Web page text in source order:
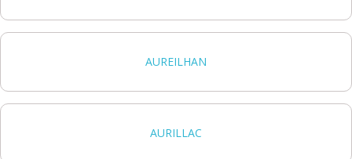
AUREILHAN
AURILLAC